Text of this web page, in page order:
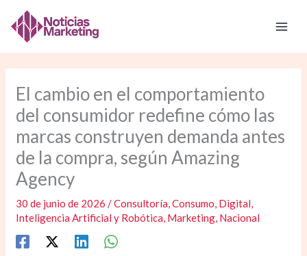
contenido
El cambio en el comportamiento
del consumidor redefine cómo las
marcas construyen demanda antes
de la compra, según Amazing
Agency
30 de junio de 2026/Consultoría,Consumo, Digital,
Inteligencia Artificial y Robótica, Marketing, Nacional